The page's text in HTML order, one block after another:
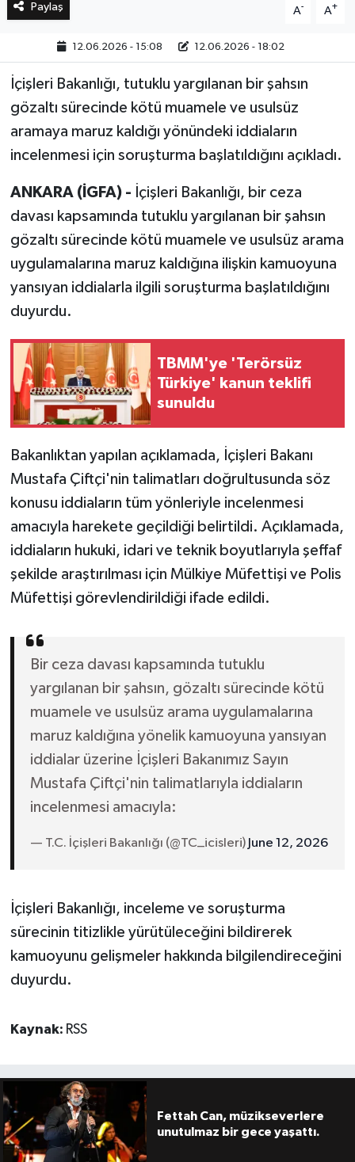
Paylaş A- A+
12.06.2026 - 15:08 12.06.2026 - 18:02
İçişleri Bakanlığı, tutuklu yargılanan bir şahsın
gözaltı sürecinde kötü muamele ve usulsüz
aramaya maruz kaldığı yönündeki iddiaların
incelenmesi için soruşturma başlatıldığını açıkladı.
ANKARA (İGFA) - İçişleri Bakanlığı, bir ceza
davası kapsamında tutuklu yargılanan bir şahsın
gözaltı sürecinde kötü muamele ve usulsüz arama
uygulamalarına maruz kaldığına ilişkin kamuoyuna
yansıyan iddialarla ilgili soruşturma başlatıldığını
duyurdu.
TBMM'ye 'Terörsüz
Türkiye' kanun teklifi
sunuldu
Bakanlıktan yapılan açıklamada, İçişleri Bakanı
Mustafa Çiftçi'nin talimatları doğrultusunda söz
konusu iddiaların tüm yönleriyle incelenmesi
amacıyla harekete geçildiği belirtildi. Açıklamada,
iddiaların hukuki, idari ve teknik boyutlarıyla şeffaf
şekilde araştırılması için Mülkiye Müfettişi ve Polis
Müfettişi görevlendirildiği ifade edildi.
Bir ceza davası kapsamında tutuklu
yargılanan bir şahsın, gözaltı sürecinde kötü
muamele ve usulsüz arama uygulamalarına
maruz kaldığına yönelik kamuoyuna yansıyan
iddialar üzerine İçişleri Bakanımız Sayın
Mustafa Çiftçi'nin talimatlarıyla iddiaların
incelenmesi amacıyla:
— T.C. İçişleri Bakanlığı (@TC_icisleri) June 12, 2026
İçişleri Bakanlığı, inceleme ve soruşturma
sürecinin titizlikle yürütüleceğini bildirerek
kamuoyunu gelişmeler hakkında bilgilendireceğini
duyurdu.
Kaynak: RSS
Fettah Can, müzikseverlere
unutulmaz bir gece yaşattı.